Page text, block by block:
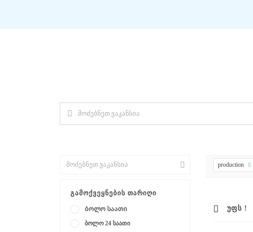
ᲒᲐᲛᲝᲥᲕᲔᲧᲜᲔᲑᲘᲡ ᲗᲐᲠᲘᲦᲘ
Ბოლო საათი
ბოლო 24 საათი
production
ᲣᲤᲡ !